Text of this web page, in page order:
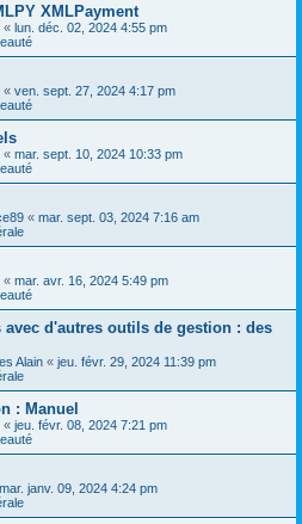
XMLPayment
« lun. déc. 02, 2024 4:55 pm
« ven. sept. 27, 2024 4:17 pm
« mar. sept. 10, 2024 10:33 pm
« mar. sept. 03, 2024 7:16 am
« mar. avr. 16, 2024 5:49 pm
d'autres outils de gestion : des
Alain « jeu. févr. 29, 2024 11:39 pm
: Manuel
« jeu. févr. 08, 2024 7:21 pm
mar. janv. 09, 2024 4:24 pm